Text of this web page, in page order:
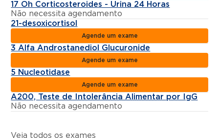
17 Oh Corticosteroides - Urina 24 Horas
Não necessita agendamento
21-desoxicortisol
Agende um exame
3 Alfa Androstanediol Glucuronide
Agende um exame
5 Nucleotidase
Agende um exame
A200, Teste de Intolerância Alimentar por IgG
Não necessita agendamento
Veja todos os exames